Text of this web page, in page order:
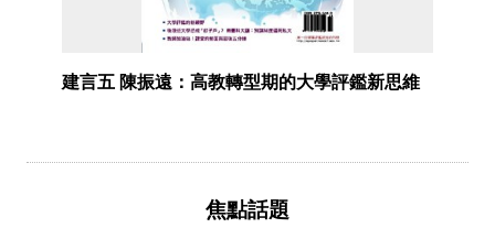
建言五 陳振遠：高教轉型期的大學評鑑新思維
焦點話題